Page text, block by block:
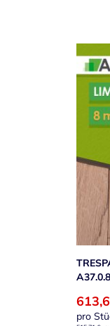
pro